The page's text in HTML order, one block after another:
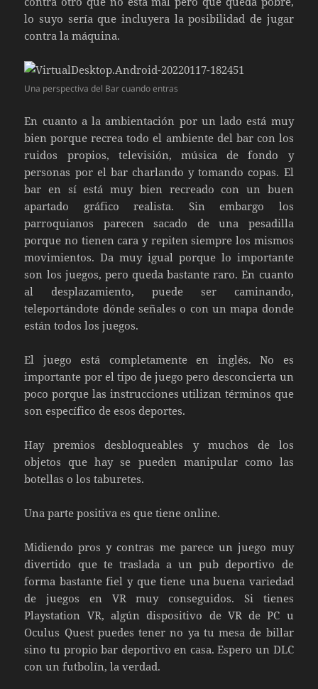
lo suyo sería que incluyera la posibilidad de jugar
contra la máquina.
Una perspectiva del Bar cuando entras
En cuanto a la ambientación por un lado está muy
bien porque recrea todo el ambiente del bar con los
ruidos propios, televisión, música de fondo y
personas por el bar charlando y tomando copas. El
bar en sí está muy bien recreado con un buen
apartado gráfico realista. Sin embargo los
parroquianos parecen sacado de una pesadilla
porque no tienen cara y repiten siempre los mismos
movimientos. Da muy igual porque lo importante
son los juegos, pero queda bastante raro. En cuanto
al desplazamiento, puede ser caminando,
teleportándote dónde señales o con un mapa donde
están todos los juegos.
El juego está completamente en inglés. No es
importante por el tipo de juego pero desconcierta un
poco porque las instrucciones utilizan términos que
son específico de esos deportes.
Hay premios desbloqueables y muchos de los
objetos que hay se pueden manipular como las
botellas o los taburetes.
Una parte positiva es que tiene online.
Midiendo pros y contras me parece un juego muy
divertido que te traslada a un pub deportivo de
forma bastante fiel y que tiene una buena variedad
de juegos en VR muy conseguidos. Si tienes
Playstation VR, algún dispositivo de VR de PC u
Oculus Quest puedes tener no ya tu mesa de billar
sino tu propio bar deportivo en casa. Espero un DLC
con un futbolín, la verdad.